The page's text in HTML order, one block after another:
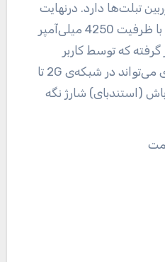
تبلت‌ها دارد. درنهایت
لنوو یک باتری لیتیوم‌پلیمری با ظرفیت 4250 میلی‌آمپر
که توسط کاربر
قابل‌تعویض نیست. این باتری می‌تواند در شبکه‌ی 2G تا
(استندبای) شارژ نگه‌